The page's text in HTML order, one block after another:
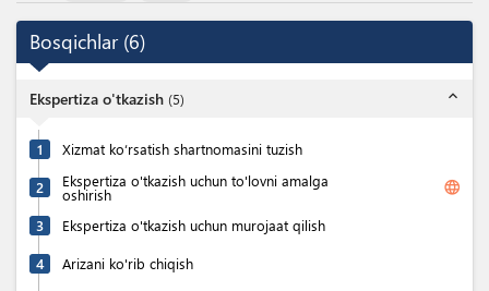
Bosqichlar (6)
Ekspertiza o'tkazish (5) expand_less
1 Xizmat ko‘rsatish shartnomasini tuzish
2 Ekspertiza o'tkazish uchun to'lovni amalga
oshirish language
3 Ekspertiza o'tkazish uchun murojaat qilish
4 Arizani ko'rib chiqish